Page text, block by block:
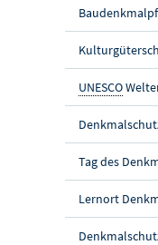
UNESCO
Tag des
Lernort